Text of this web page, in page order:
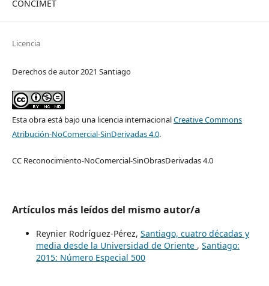
CONCIMET
Licencia
Derechos de autor 2021 Santiago
Esta obra está bajo una licencia internacionalCreative Commons
Atribución-NoComercial-SinDerivadas 4.0.
CC Reconocimiento-NoComercial-SinObrasDerivadas 4.0
Artículos más leídos del mismo autor/a
Reynier Rodríguez-Pérez, Santiago, cuatro décadas y
media desde la Universidad de Oriente , Santiago:
2015: Número Especial 500